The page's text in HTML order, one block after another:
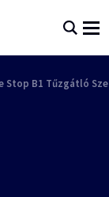
Stop B1 Tűzgátló